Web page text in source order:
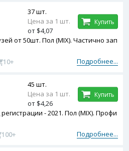
от 50шт. Пол (MIX). Частично зап
Подробнее...
10+
37 шт.
Цена за 1 шт.
от $4,07
Купить
- 2021. Пол (MIX). Профи
Подробнее...
100+
45 шт.
Цена за 1 шт.
от $4,26
Купить